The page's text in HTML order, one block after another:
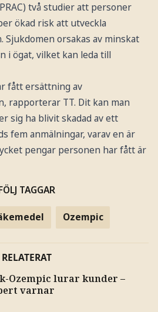
två studier att personer
ökad risk att utveckla
Sjukdomen orsakas av minskat
i ögat, vilket kan leda till
fått ersättning av
rapporterar TT. Dit kan man
sig ha blivit skadad av ett
fem anmälningar, varav en är
pengar personen har fått är
TAGGAR
Ozempic
RELATERAT
Ozempic lurar kunder –
varnar